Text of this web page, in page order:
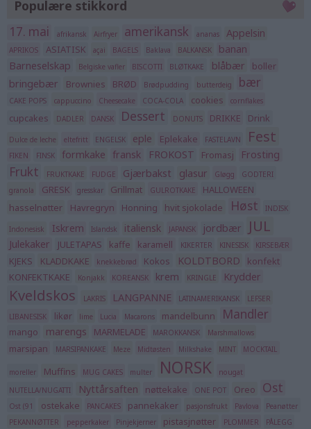
Populære stikkord
17. mai afrikansk Airfryer amerikansk ananas Appelsin
APRIKOS ASIATISK açai BAGELS Baklava BALKANSK
banan
Barneselskap
Belgiske vafler BISCOTTI BLØTKAKE blåbær boller
bringebær Brownies BRØD Brødpudding butterdeig bær
CAKE POPS cappuccino Cheesecake COCA-COLA cookies cornflakes
cupcakes DADLER DANSK Dessert DONUTS DRIKKE Drink
Dulce de leche eltefritt ENGELSK eple Eplekake FASTELAVN Fest
FIKEN FINSK formkake fransk FROKOST Fromasj Frosting
Frukt FRUKTKAKE FUDGE Gjærbakst glasur Gløgg
GODTERI
granola
GRESK gresskar Grillmat GULROTKAKE
HALLOWEEN
hasselnøtter
Havregryn Honning hvit sjokolade Høst INDISK
Indonesisk Iskrem Islandsk italiensk JAPANSK jordbær JUL
Julekaker JULETAPAS kaffe karamell KIKERTER KINESISK KIRSEBÆR
KJEKS KLADDKAKE knekkebrød Kokos KOLDTBORD
konfekt
KONFEKTKAKE
Konjakk KOREANSK krem KRINGLE Krydder
Kveldskos LAKRIS LANGPANNE LATINAMERIKANSK
LEFSER
LIBANESISK
likør lime Lucia Macarons mandelbunn Mandler
mango marengs MARMELADE MAROKKANSK Marshmallows
marsipan MARSIPANKAKE Meze Midtøsten Milkshake MINT MOCKTAIL
moreller Muffins MUG CAKES multer NORSK
nougat
NUTELLA/NUGATTI
Nyttårsaften nøttekake ONE POT Oreo Ost
Ost (91 ostekake PANCAKES pannekaker pasjonsfrukt Pavlova
Peanøtter
PEKANNØTTER
pepperkaker Pinjekjerner pistasjnøtter PLOMMER PÅLEGG